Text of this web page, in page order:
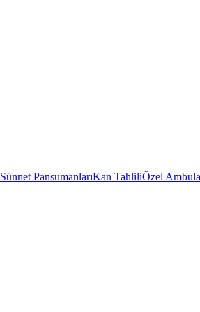
Sünnet PansumanlarıKan TahliliÖzel